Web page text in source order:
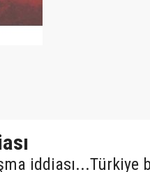
iddiası...Türkiye